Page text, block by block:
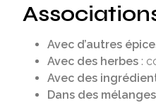
Avec d’autres
Avec des herbes :
Avec des
Dans des mélanges